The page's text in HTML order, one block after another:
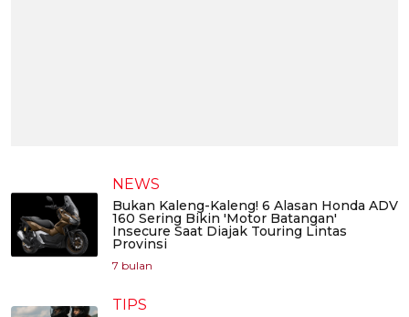
NEWS
Bukan Kaleng-Kaleng! 6 Alasan Honda ADV
160 Sering Bikin 'Motor Batangan'
Insecure Saat Diajak Touring Lintas
Provinsi
7 bulan
TIPS